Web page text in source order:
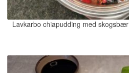
Lavkarbo chiapudding med skogsbær